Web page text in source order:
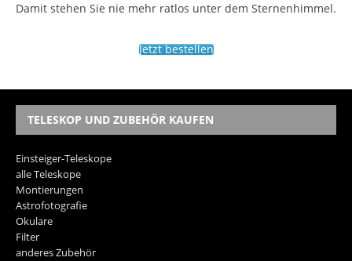
Damit stehen Sie nie mehr ratlos unter dem Sternenhimmel.
Jetzt bestellen
TELESKOP UND ZUBEHÖR KAUFEN
Einsteiger-Teleskope
alle Teleskope
Montierungen
Astrofotografie
Okulare
Filter
anderes Zubehör